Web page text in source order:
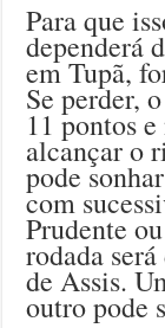
Para que
dependerá
em Tupã,
Se perder,
11 pontos
alcançar o
pode
com
Prudente
rodada
de Assis.
outro pode